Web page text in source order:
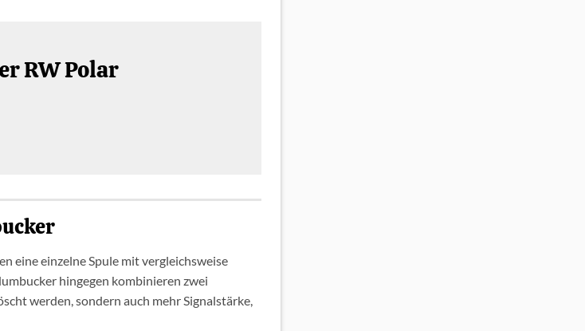
RW Polar
eine einzelne Spule mit vergleichsweise
hingegen kombinieren zwei
werden, sondern auch mehr Signalstärke,